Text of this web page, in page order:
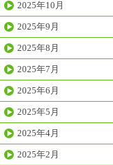
2025年10月
2025年9月
2025年8月
2025年7月
2025年6月
2025年5月
2025年4月
2025年2月